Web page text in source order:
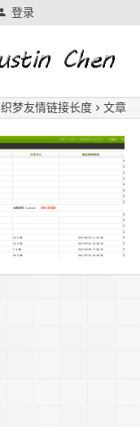
登录
织梦友情链接长度 文章